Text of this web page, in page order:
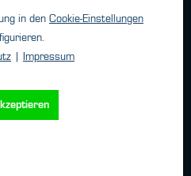
in den Cookie-Einstellungen
| Impressum